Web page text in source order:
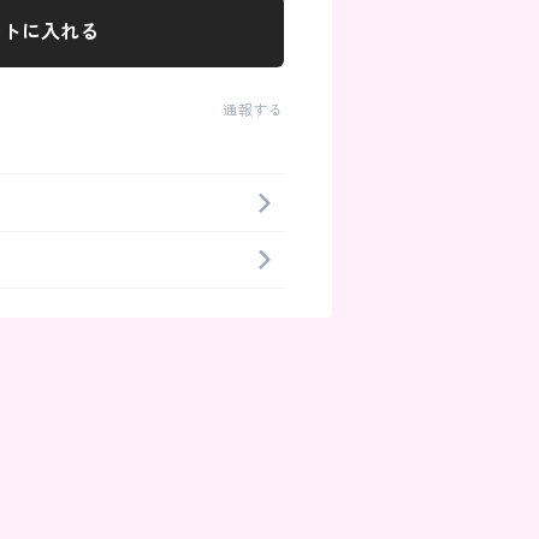
に入れる
通報する